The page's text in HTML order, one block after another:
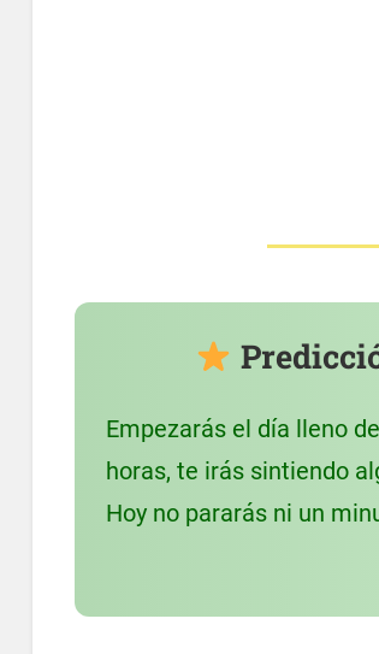
Empezarás el día lleno
horas, te irás sintiendo
Hoy no pararás ni un